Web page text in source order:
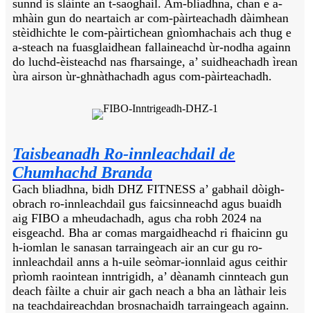
sunnd is slàinte an t-saoghail. Am-bliadhna, chan e a-
mhàin gun do neartaich ar com-pàirteachadh dàimhean
stèidhichte le com-pàirtichean gnìomhachais ach thug e
a-steach na fuasglaidhean fallaineachd ùr-nodha againn
do luchd-èisteachd nas fharsainge, a’ suidheachadh ìrean
ùra airson ùr-ghnàthachadh agus com-pàirteachadh.
Taisbeanadh Ro-innleachdail de
Chumhachd Branda
Gach bliadhna, bidh DHZ FITNESS a’ gabhail dòigh-
obrach ro-innleachdail gus faicsinneachd agus buaidh
aig FIBO a mheudachadh, agus cha robh 2024 na
eisgeachd. Bha ar comas margaidheachd ri fhaicinn gu
h-iomlan le sanasan tarraingeach air an cur gu ro-
innleachdail anns a h-uile seòmar-ionnlaid agus ceithir
prìomh raointean inntrigidh, a’ dèanamh cinnteach gun
deach fàilte a chuir air gach neach a bha an làthair leis
na teachdaireachdan brosnachaidh tarraingeach againn.